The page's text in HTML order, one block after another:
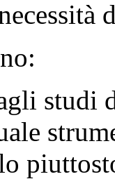
studi di